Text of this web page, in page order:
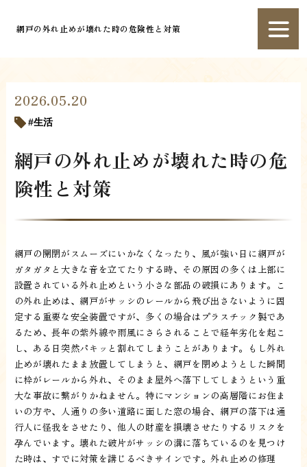
網戸の外れ止めが壊れた時の危険性と対策
2026.05.20
生活
網戸の外れ止めが壊れた時の危
険性と対策
網戸の開閉がスムーズにいかなくなったり、風が強い日に網戸が
ガタガタと大きな音を立てたりする時、その原因の多くは上部に
設置されている外れ止めという小さな部品の破損にあります。こ
の外れ止めは、網戸がサッシのレールから飛び出さないように固
定する重要な安全装置ですが、多くの場合はプラスチック製であ
るため、長年の紫外線や雨風にさらされることで経年劣化を起こ
し、ある日突然パキッと割れてしまうことがあります。もし外れ
止めが壊れたまま放置してしまうと、網戸を閉めようとした瞬間
に枠がレールから外れ、そのまま屋外へ落下してしまうという重
大な事故に繋がりかねません。特にマンションの高層階にお住ま
いの方や、人通りの多い道路に面した窓の場合、網戸の落下は通
行人に怪我をさせたり、他人の財産を損壊させたりするリスクを
孕んでいます。壊れた破片がサッシの溝に落ちているのを見つけ
た時は、すでに対策を講じるべきサインです。外れ止めの修理